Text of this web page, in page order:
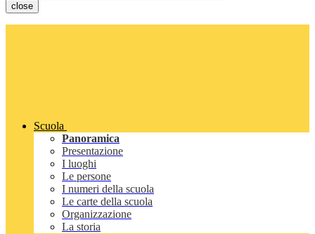
close
Scuola
Panoramica
Presentazione
I luoghi
Le persone
I numeri della scuola
Le carte della scuola
Organizzazione
La storia